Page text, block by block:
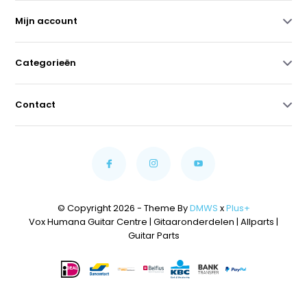
Mijn account
Categorieën
Contact
© Copyright 2026 - Theme ByDMWS xPlus+
Vox Humana Guitar Centre | Gitaaronderdelen | Allparts |
Guitar Parts